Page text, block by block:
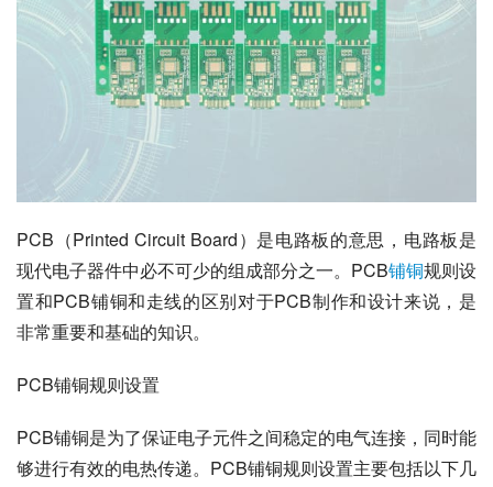
PCB（Printed Circuit Board）是电路板的意思，电路板是
现代电子器件中必不可少的组成部分之一。PCB铺铜规则设
置和PCB铺铜和走线的区别对于PCB制作和设计来说，是
非常重要和基础的知识。
PCB铺铜规则设置
PCB铺铜是为了保证电子元件之间稳定的电气连接，同时能
够进行有效的电热传递。PCB铺铜规则设置主要包括以下几